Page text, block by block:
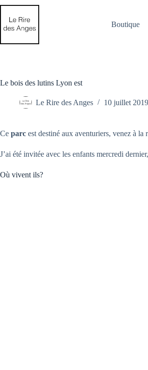
Passer
contenu
Boutique
Le bois des lutins Lyon est
Le Rire des Anges 10 juillet 2019
Ce parc est destiné aux aventuriers, venez à la
J’ai été invitée avec les enfants mercredi
Où vivent ils?